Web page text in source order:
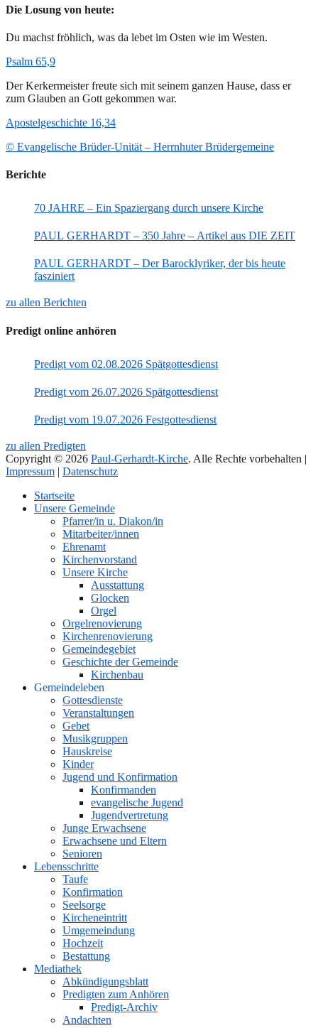
Die Losung von heute:
Du machst fröhlich, was da lebet im Osten wie im Westen.
Psalm 65,9
Der Kerkermeister freute sich mit seinem ganzen Hause, dass er
zum Glauben an Gott gekommen war.
Apostelgeschichte 16,34
© Evangelische Brüder-Unität – Herrnhuter Brüdergemeine
Berichte
70 JAHRE – Ein Spaziergang durch unsere Kirche
PAUL GERHARDT – 350 Jahre – Artikel aus DIE ZEIT
PAUL GERHARDT – Der Barocklyriker, der bis heute
fasziniert
zu allen Berichten
Predigt online anhören
Predigt vom 02.08.2026 Spätgottesdienst
Predigt vom 26.07.2026 Spätgottesdienst
Predigt vom 19.07.2026 Festgottesdienst
zu allen Predigten
Copyright © 2026 Paul-Gerhardt-Kirche. Alle Rechte vorbehalten |
Impressum | Datenschutz
oben
Startseite
Unsere Gemeinde
Pfarrer/in u. Diakon/in
Mitarbeiter/innen
Ehrenamt
Kirchenvorstand
Unsere Kirche
Ausstattung
Glocken
Orgel
Orgelrenovierung
Kirchenrenovierung
Gemeindegebiet
Geschichte der Gemeinde
Kirchenbau
Gemeindeleben
Gottesdienste
Veranstaltungen
Gebet
Musikgruppen
Hauskreise
Kinder
Jugend und Konfirmation
Konfirmanden
evangelische Jugend
Jugendvertretung
Junge Erwachsene
Erwachsene und Eltern
Senioren
Lebensschritte
Taufe
Konfirmation
Seelsorge
Kircheneintritt
Umgemeindung
Hochzeit
Bestattung
Mediathek
Abkündigungsblatt
Predigten zum Anhören
Predigt-Archiv
Andachten